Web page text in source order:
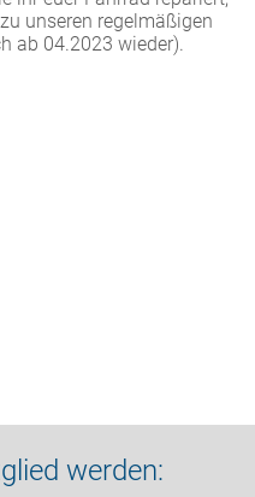
unseren regelmäßigen
ab 04.2023 wieder).
werden: